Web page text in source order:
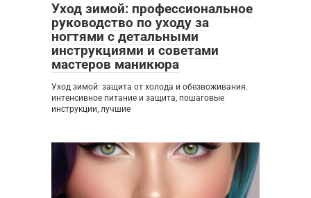
Уход зимой: профессиональное
руководство по уходу за
ногтями с детальными
инструкциями и советами
мастеров маникюра
Уход зимой: защита от холода и обезвоживания.
интенсивное питание и защита, пошаговые
инструкции, лучшие